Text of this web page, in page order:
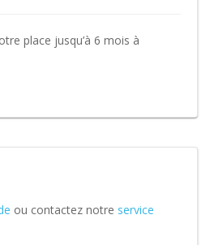
place jusqu’à 6 mois à
ou contactez notre service